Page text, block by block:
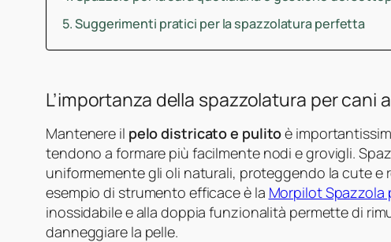
Suggerimenti pratici per la spazzolatura perfetta
L’importanza della spazzolatura per cani
Mantenere il pelo districato e pulitoè
tendono a formare più facilmente nodi e grovigli.
uniformemente gli oli naturali, proteggendo la cute e
esempio di strumento efficace è la Morpilot Spazzola
inossidabile e alla doppia funzionalità permette di
danneggiare la pelle.